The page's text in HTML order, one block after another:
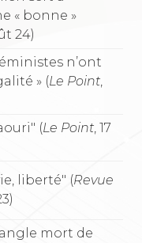
« bonne »
24)
n’ont
» (Le Point
(Le Point , 17
liberté" (Revue
mort de